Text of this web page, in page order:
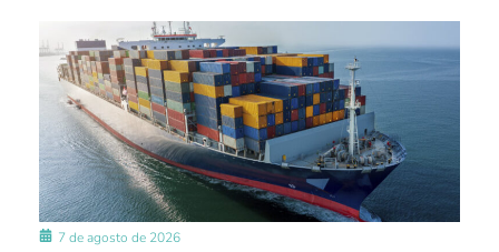
7 de agosto de 2026